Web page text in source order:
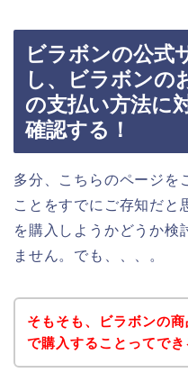
ビラボンの公式
し、ビラボンの
の支払い方法に
確認する！
多分、こちらのページを
ことをすでにご存知だと
を購入しようかどうか検
ません。でも、、、。
そもそも、ビラボンの
で購入することってでき